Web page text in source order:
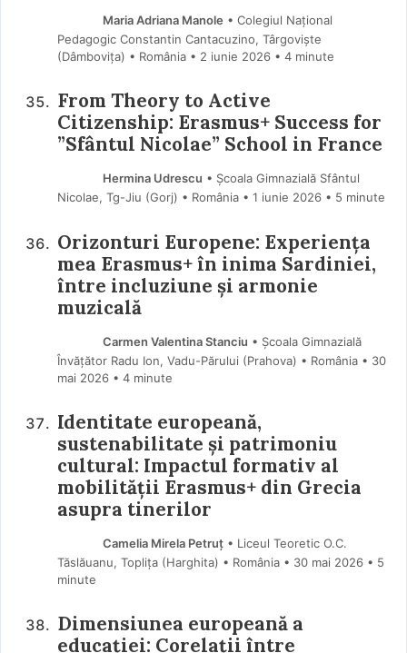
Maria Adriana Manole • Colegiul Național
Pedagogic Constantin Cantacuzino, Târgoviște
(Dâmboviţa) • România
2 iunie 2026 • 4 minute
From Theory to Active
Citizenship: Erasmus+ Success for
”Sfântul Nicolae” School in France
Hermina Udrescu • Școala Gimnazială Sfântul
Nicolae, Tg-Jiu (Gorj) • România
1 iunie 2026 • 5 minute
Orizonturi Europene: Experiența
mea Erasmus+ în inima Sardiniei,
între incluziune și armonie
muzicală
Carmen Valentina Stanciu • Școala Gimnazială
Învățător Radu Ion, Vadu-Părului (Prahova) • România
30
mai 2026 • 4 minute
Identitate europeană,
sustenabilitate și patrimoniu
cultural: Impactul formativ al
mobilității Erasmus+ din Grecia
asupra tinerilor
Camelia Mirela Petruț• Liceul Teoretic O.C.
Tăslăuanu, Toplița (Harghita) • România
30 mai 2026 • 5
minute
Dimensiunea europeană a
educației: Corelații între